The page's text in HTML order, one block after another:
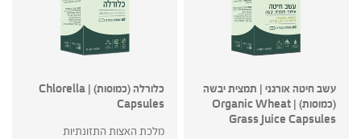
עשב חיטה אורגני | תמצית יבשה
(כמוסות) | Organic Wheat
Grass Juice Capsules
כלורלה (כמוסות) | Chlorella
Capsules
מלכת האצות התזונתיות